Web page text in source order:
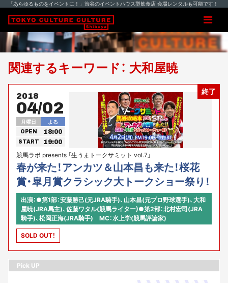
「あらゆるものをイベントに！」渋谷のイベントハウス型飲食店 会場レンタルも可能です！
関連するキーワード： 大和屋暁
終了
2018
04/02
月曜日 よる
OPEN 18:00
START 19:00
競馬ラボ presents 「生うまトークサミット vol.7」
春が来た！アンカツ＆山本昌も来た！桜花
賞・皐月賞クラシック大トークショー祭り！
出演：●第1部：安藤勝己(元JRA騎手)、山本昌(元プロ野球選手)、大和
屋暁(JRA馬主)、佐藤ワタル(競馬ライター)●第2部：北村宏司(JRA
騎手)、松岡正海(JRA騎手) MC：水上学(競馬評論家)
SOLD OUT！
Pick UP